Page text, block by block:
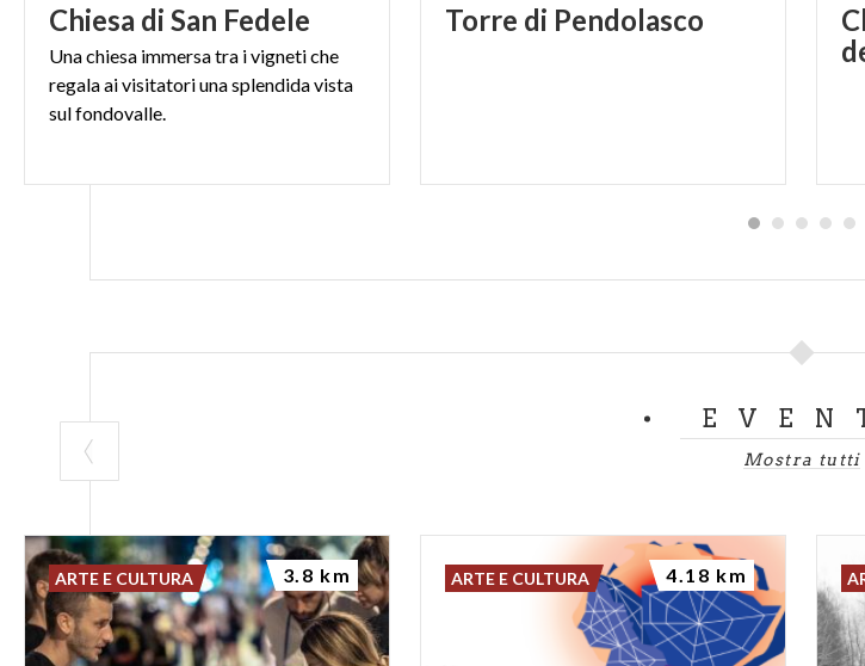
Chiesa di San Fedele
Una chiesa immersa tra i vigneti che
regala ai visitatori una splendida vista
sul fondovalle.
Torre di Pendolasco
Mostra tutti
ARTE E CULTURA 3.8 km ARTE E CULTURA 4.18 km